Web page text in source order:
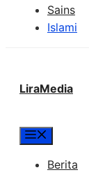
Sains
Islami
LiraMedia
Berita